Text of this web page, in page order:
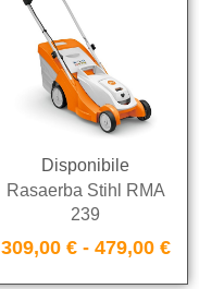
Disponibile
Rasaerba Stihl RMA
239
309,00 € - 479,00 €